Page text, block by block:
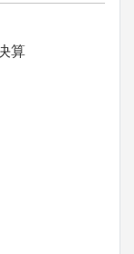
算